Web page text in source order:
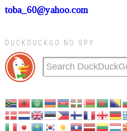
toba_60@yahoo.com
DUCKDUCKGO NO SPY